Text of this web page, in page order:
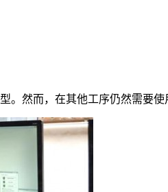
。然而，在其他工序仍然需要使